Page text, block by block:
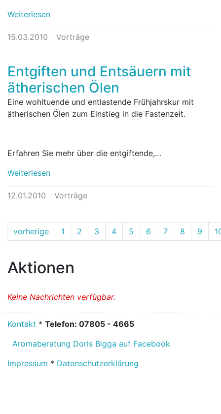
Weiterlesen
15.03.2010 Vorträge
Entgiften und Entsäuern mit
ätherischen Ölen
Eine wohltuende und entlastende Frühjahrskur mit
ätherischen Ölen zum Einstieg in die Fastenzeit.
Erfahren Sie mehr über die entgiftende,…
Weiterlesen
12.01.2010 Vorträge
vorherige 1 2 3 4 5 6 7 8 9
Aktionen
Keine Nachrichten verfügbar.
Kontakt * Telefon: 07805 - 4665
Aromaberatung Doris Bigga auf Facebook
Impressum * Datenschutzerklärung